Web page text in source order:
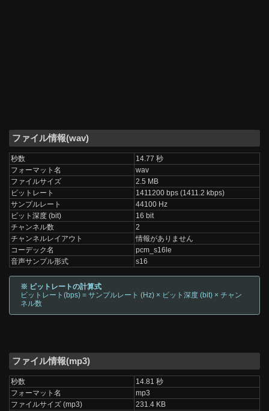
ファイル情報(wav)
秒数
14.77 秒
フォーマット名
wav
ファイルサイズ
2.5 MB
ビットレート
1411200 bps (1411.2 kbps)
サンプルレート
44100 Hz
ビット深度 (bit)
16 bit
チャンネル数
2
チャンネルレイアウト
情報がありません
コーデック名
pcm_s16le
音声サンプル形式
s16
※ ビットレートの計算式
ビットレート(bps) = サンプルレート (Hz) × ビット深度 (bit) × チャン
ネル数
ファイル情報(mp3)
秒数
14.81 秒
フォーマット名
mp3
ファイルサイズ (mp3)
231.4 KB